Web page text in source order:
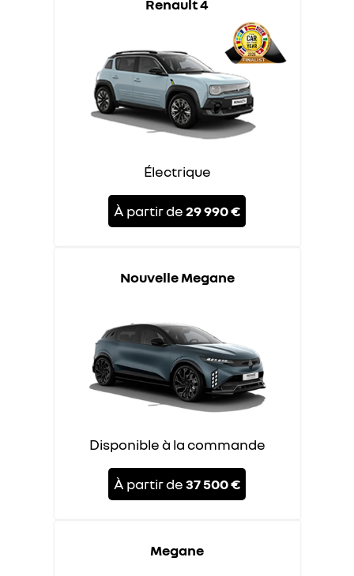
Renault 4
Électrique
À partir de29 990 €
Nouvelle Megane
Disponible à la commande
À partir de37 500 €
Megane